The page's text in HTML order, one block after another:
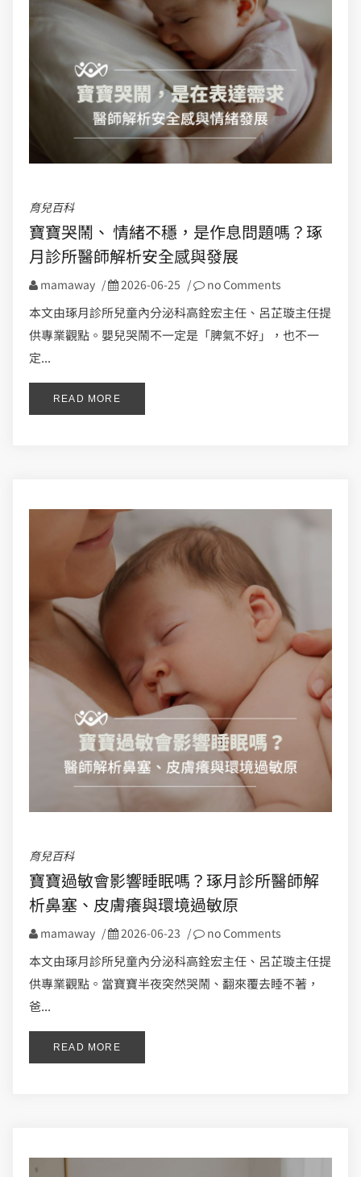
育兒百科
寶寶哭鬧、 情緒不穩，是作息問題嗎？琢
月診所醫師解析安全感與發展
mamaway / 2026-06-25 / no Comments
本文由琢月診所兒童內分泌科高銓宏主任、呂芷璇主任提
供專業觀點。嬰兒哭鬧不一定是「脾氣不好」，也不一
定...
READ MORE
育兒百科
寶寶過敏會影響睡眠嗎？琢月診所醫師解
析鼻塞、皮膚癢與環境過敏原
mamaway / 2026-06-23 / no Comments
本文由琢月診所兒童內分泌科高銓宏主任、呂芷璇主任提
供專業觀點。當寶寶半夜突然哭鬧、翻來覆去睡不著，
爸...
READ MORE